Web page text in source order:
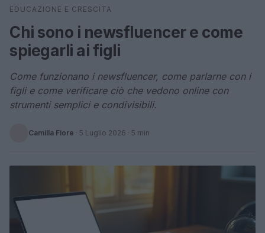
Cerca
EDUCAZIONE E CRESCITA
Chi sono i newsfluencer e come
spiegarli ai figli
Come funzionano i newsfluencer, come parlarne con i
figli e come verificare ciò che vedono online con
strumenti semplici e condivisibili.
Camilla Fiore · 5 Luglio 2026 · 5 min